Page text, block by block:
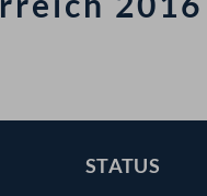
STATUS